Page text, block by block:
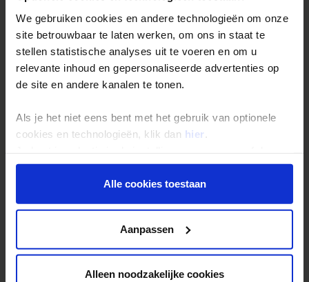
We gebruiken cookies en andere technologieën om onze
site betrouwbaar te laten werken, om ons in staat te
stellen statistische analyses uit te voeren en om u
relevante inhoud en gepersonaliseerde advertenties op
de site en andere kanalen te tonen.
Als je het niet eens bent met het gebruik van optionele
cookies en technologieën, klik dan hier
onder aan de pagina op elk gewenst moment voor de
toekomst wijzigen.Alle cookies toestaan
Aanpassen
Alleen noodzakelijke cookies
gaan, komt een huisarts bij je thuis op het moment dat het jou
schikt om de benodigde inentingen te zetten.
De Belgische reizigers kunnen voor de meest correcte en up-to-
date informatie terecht bij de huisarts en/of bij het Instituut voor
Tropische Geneeskunde. Je kan ook opwww.wanda.be
Geneeskunde kun je ook terecht voor je inentingen (www.itg.be